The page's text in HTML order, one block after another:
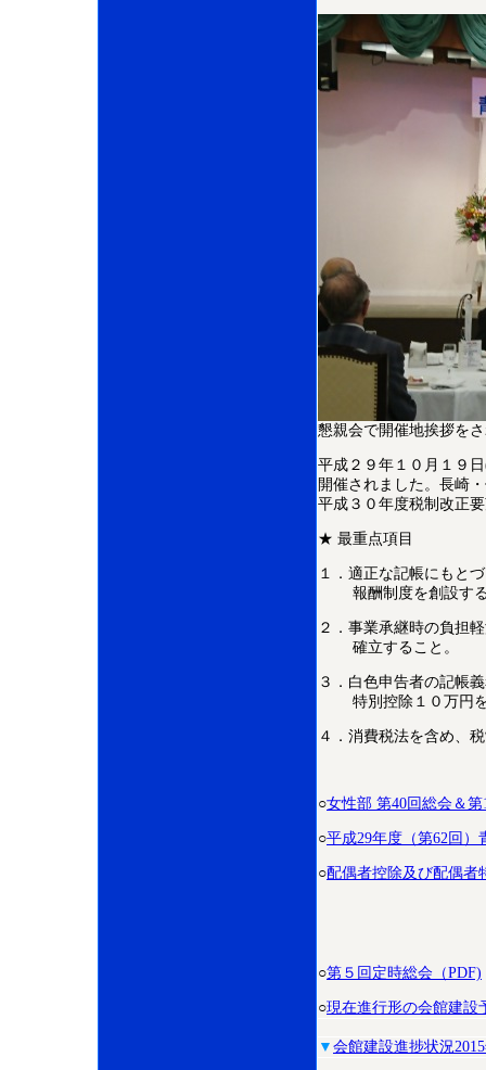
懇親会で開催地挨拶を
平成２９年１０月１９
開催されました。長崎
平成３０年度税制改正
★ 最重点項目
１．適正な記帳にもと
報酬制度を創設す
２．事業承継時の負担
確立すること。
３．白色申告者の記帳
特別控除１０万円を
４．消費税法を含め、
○女性部 第40回総会＆
○平成29年度（第62回）
○配偶者控除及び配偶者
○第５回定時総会（PDF)
○現在進行形の会館建設
▼ 会館建設進捗状況